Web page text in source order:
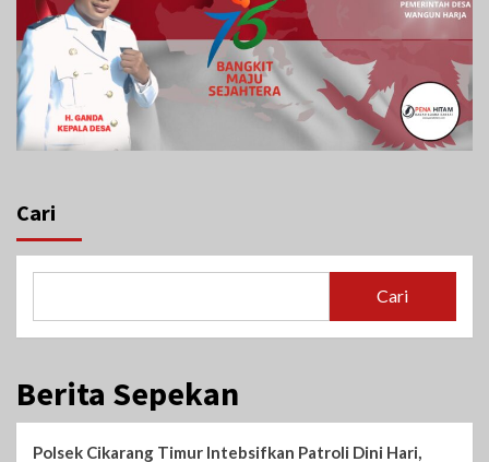
Cari
Cari
Berita Sepekan
Polsek Cikarang Timur Intebsifkan Patroli Dini Hari,